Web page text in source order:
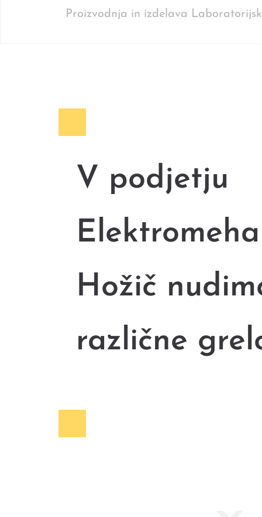
Proizvodnja in izdelava
V podjetju
Hožič
različne